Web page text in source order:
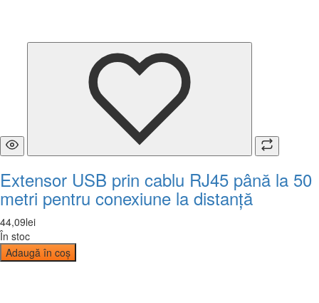
Extensor USB prin cablu RJ45 până la 50
metri pentru conexiune la distanță
44,09lei
În stoc
Adaugă în coș